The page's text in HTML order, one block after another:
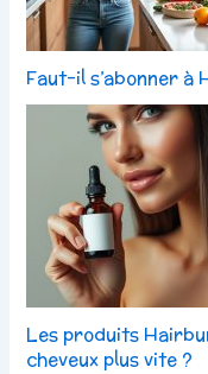
Faut-il s’abonner à
Les produits
cheveux plus vite ?